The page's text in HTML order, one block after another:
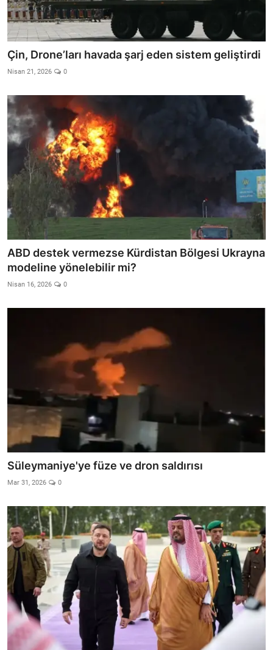
Çin, Drone’ları havada şarj eden sistem geliştirdi
Nisan 21, 2026 0
ABD destek vermezse Kürdistan Bölgesi Ukrayna
modeline yönelebilir mi?
Nisan 16, 2026 0
Süleymaniye'ye füze ve dron saldırısı
Mar 31, 2026 0